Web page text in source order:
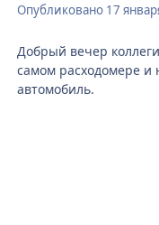
Опубликовано 17
Добрый вечер
самом расходомере и
автомобиль.